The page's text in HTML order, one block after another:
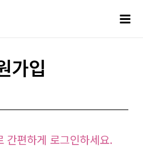
가입
간편하게 로그인하세요.